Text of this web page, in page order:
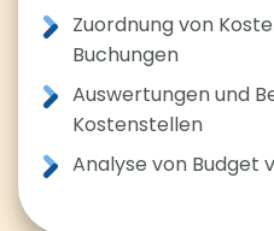
Zuordnung von
Buchungen
Auswertungen und
Kostenstellen
Analyse von Budget